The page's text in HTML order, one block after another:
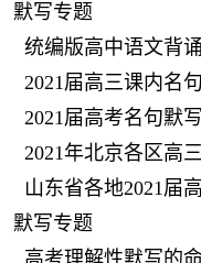
默写专题
统编版高中语文背
2021届高三课内名
2021届高考名句默
2021年北京各区高
山东省各地2021届
默写专题
高考理解性默写的